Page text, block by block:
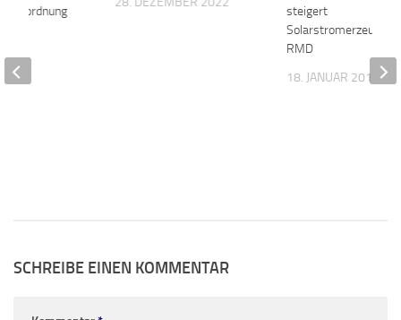
steigert
Solarstromerzeugung
RMD
18. JANUAR 2019
Bauordnung
SCHREIBE EINEN KOMMENTAR